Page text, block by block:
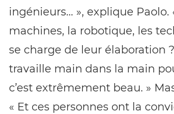
ingénieurs… », explique Paolo.
machines, la robotique, les
se charge de leur élaboration
travaille main dans la main
c’est extrêmement beau. »
« Et ces personnes ont la